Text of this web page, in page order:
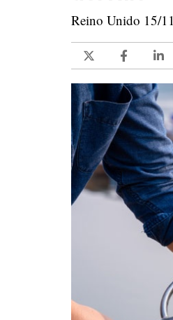
Reino Unido 15/